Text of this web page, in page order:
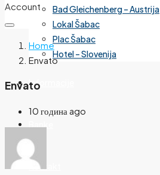
Bad Gleichenberg – Austrija
Lokal Šabac
Plac Šabac
Hotel – Slovenija
Informacije
Kontakt
Account
Home
Envato
Envato
10 година ago